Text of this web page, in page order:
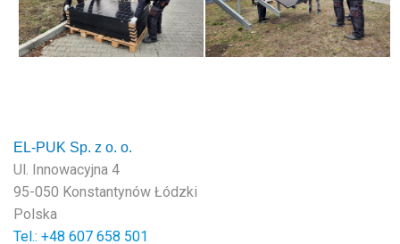
EL-PUK Sp. z o. o.
Ul. Innowacyjna 4
95-050 Konstantynów Łódzki
Polska
Tel.: +48 607 658 501